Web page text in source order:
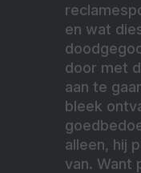
en wat
door met
aan te
bleek
alleen, hij
van. Want